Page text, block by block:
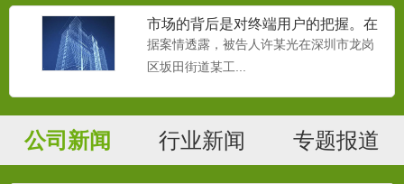
市场的背后是对终端用户的把握。在
移动互联网时代，
据案情透露，被告人许某光在深圳市龙岗
区坂田街道某工...
公司新闻 行业新闻 专题报道